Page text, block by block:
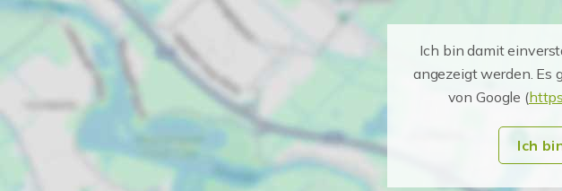
Ich bin damit
angezeigt werden. Es
von Google (
Ich